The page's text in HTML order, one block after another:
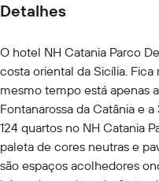
Detalhes
O hotel NH Catania Parco
costa oriental da Sicília.
mesmo tempo está apenas
Fontanarossa da Catânia e
124 quartos no NH Catania
paleta de cores neutras e
são espaços acolhedores